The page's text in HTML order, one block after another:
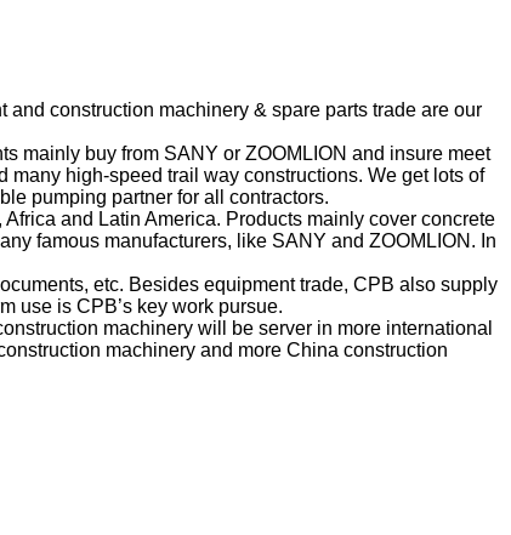
construction machinery & spare parts trade are our
mainly buy from SANY or ZOOMLION and insure meet
high-speed trail way constructions. We get lots of
pumping partner for all contractors.
and Latin America. Products mainly cover concrete
famous manufacturers, like SANY and ZOOMLION. In
etc. Besides equipment trade, CPB also supply
use is CPB’s key work pursue.
machinery will be server in more international
machinery and more China construction